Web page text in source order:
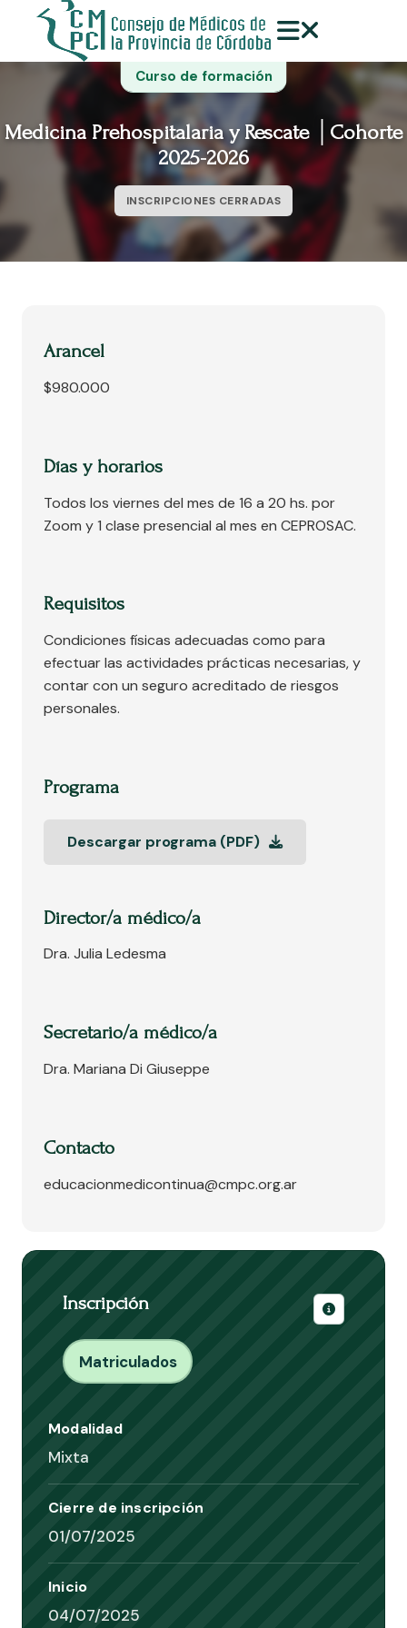
Curso de formación
Medicina Prehospitalaria y Rescate │Cohorte
2025-2026
INSCRIPCIONES CERRADAS
Arancel
$980.000
Días y horarios
Todos los viernes del mes de 16 a 20 hs. por
Zoom y 1 clase presencial al mes en CEPROSAC.
Requisitos
Condiciones físicas adecuadas como para
efectuar las actividades prácticas necesarias, y
contar con un seguro acreditado de riesgos
personales.
Programa
Descargar programa (PDF)
Director/a médico/a
Dra. Julia Ledesma
Secretario/a médico/a
Dra. Mariana Di Giuseppe
Contacto
educacionmedicontinua@cmpc.org.ar
Inscripción
Información
Matriculados
Modalidad
Mixta
Cierre de inscripción
01/07/2025
Inicio
04/07/2025